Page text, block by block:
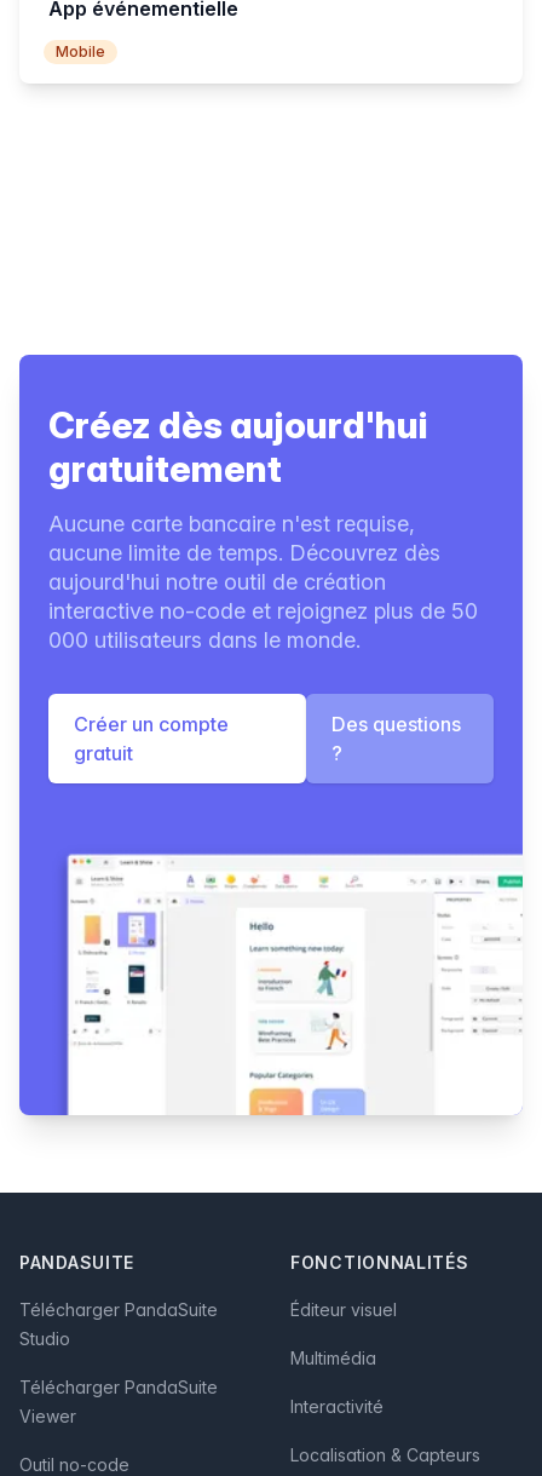
App événementielle
Mobile
Créez dès aujourd'hui
gratuitement
Aucune carte bancaire n'est requise,
aucune limite de temps. Découvrez dès
aujourd'hui notre outil de création
interactive no-code et rejoignez plus de 50
000 utilisateurs dans le monde.
Créer un compte
gratuit
Des questions
?
PANDASUITE
Télécharger PandaSuite
Studio
Télécharger PandaSuite
Viewer
Outil no-code
FONCTIONNALITÉS
Éditeur visuel
Multimédia
Interactivité
Localisation & Capteurs